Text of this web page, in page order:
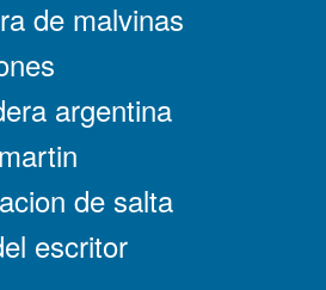
de malvinas
argentina
de salta
escritor